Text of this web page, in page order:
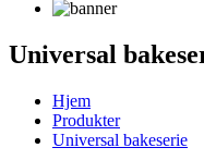
Universal
Hjem
Produkter
Universal bakeserie